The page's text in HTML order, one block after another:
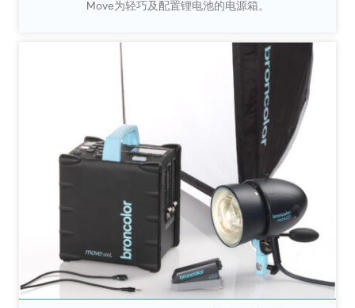
Move为轻巧及配置锂电池的电源箱。